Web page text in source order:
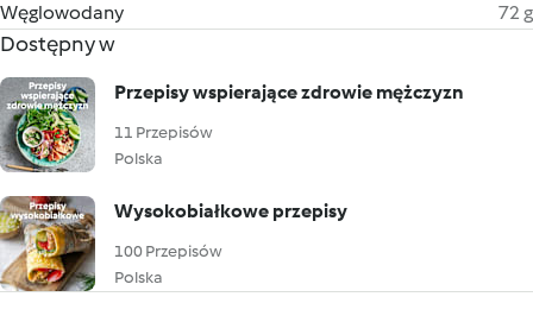
Węglowodany
72 g
Dostępny w
Przepisy wspierające zdrowie mężczyzn
11 Przepisów
Polska
Wysokobiałkowe przepisy
100 Przepisów
Polska